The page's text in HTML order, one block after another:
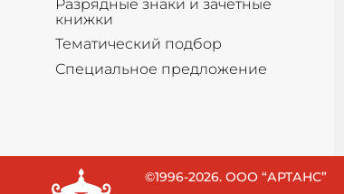
Разрядные знаки и зачетные
книжки
Тематический подбор
Специальное предложение
©1996-2026. ООО “АРТАНС”